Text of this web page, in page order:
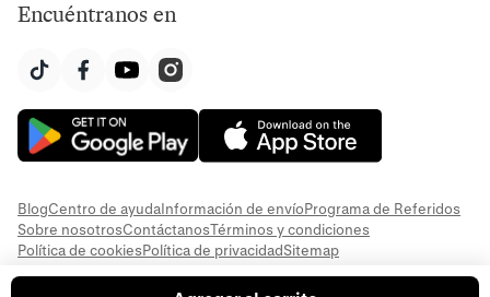
Encuéntranos en
BlogCentro de ayudaInformación de envíoPrograma de Referidos
Sobre nosotrosContáctanosTérminos y condiciones
Política de cookiesPolítica de privacidadSitemap